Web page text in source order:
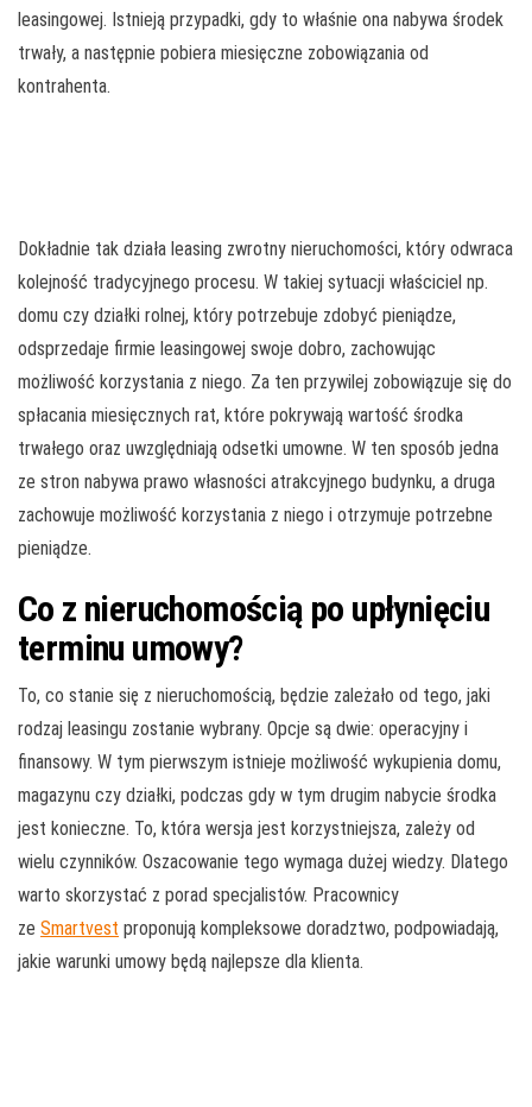
leasingowej. Istnieją przypadki, gdy to właśnie ona nabywa środek
trwały, a następnie pobiera miesięczne zobowiązania od
kontrahenta.
Dokładnie tak działa leasing zwrotny nieruchomości, który odwraca
kolejność tradycyjnego procesu. W takiej sytuacji właściciel np.
domu czy działki rolnej, który potrzebuje zdobyć pieniądze,
odsprzedaje firmie leasingowej swoje dobro, zachowując
możliwość korzystania z niego. Za ten przywilej zobowiązuje się do
spłacania miesięcznych rat, które pokrywają wartość środka
trwałego oraz uwzględniają odsetki umowne. W ten sposób jedna
ze stron nabywa prawo własności atrakcyjnego budynku, a druga
zachowuje możliwość korzystania z niego i otrzymuje potrzebne
pieniądze.
Co z nieruchomością po upłynięciu
terminu umowy?
To, co stanie się z nieruchomością, będzie zależało od tego, jaki
rodzaj leasingu zostanie wybrany. Opcje są dwie: operacyjny i
finansowy. W tym pierwszym istnieje możliwość wykupienia domu,
magazynu czy działki, podczas gdy w tym drugim nabycie środka
jest konieczne. To, która wersja jest korzystniejsza, zależy od
wielu czynników. Oszacowanie tego wymaga dużej wiedzy. Dlatego
warto skorzystać z porad specjalistów. Pracownicy
ze Smartvest proponują kompleksowe doradztwo, podpowiadają,
jakie warunki umowy będą najlepsze dla klienta.